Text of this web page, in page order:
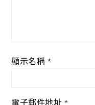
顯示名稱 *
電子郵件地址 *